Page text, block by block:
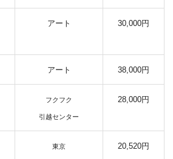
アート 30,000円
アート 38,000円
フクフク
引越センター
28,000円
東京 20,520円